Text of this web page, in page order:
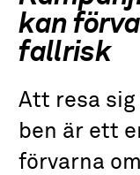
kan
fallrisk
Att resa
ben är ett
förvarna